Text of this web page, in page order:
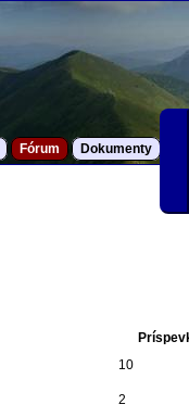
Fórum Dokumenty
10
2